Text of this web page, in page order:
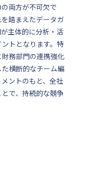
両方が不可欠で
踏まえたデータガ
主体的に分析・活
トとなります。特
務部門の連携強化
横断的なチーム編
ントのもと、全社
で、持続的な競争